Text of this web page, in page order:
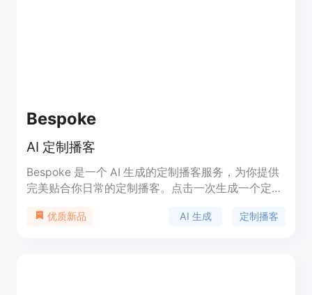
Bespoke
AI 定制播客
Bespoke 是一个 AI 生成的定制播客服务，为你提供
完美贴合你日常的定制播客。点击一次生成一个定制
单，体验更多的定制化功能和更多的播客选择！
优质新品 AI 生成 定制播客